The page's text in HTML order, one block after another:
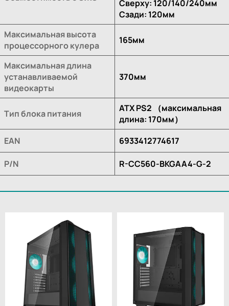
Сверху: 120/140/240мм
Сзади: 120мм
Максимальная высота
процессорного кулера
165мм
Максимальная длина
устанавливаемой
видеокарты
370мм
Тип блока питания
ATX PS2 （максимальная
длина: 170мм）
EAN
6933412774617
P/N R-CC560-BKGAA4-G-2